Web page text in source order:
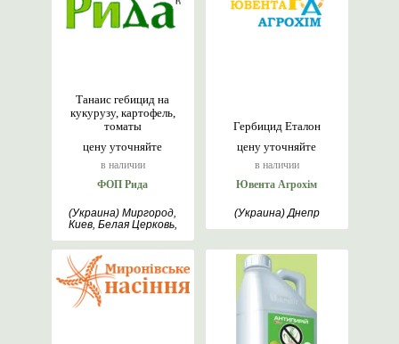
цену уточняйте
в наличии
Танаис гебицид на
кукурузу, картофель,
томаты
ФОП Рида
(Украина) Миргород,
Киев, Белая Церковь,
цену уточняйте
в наличии
Гербицид Еталон
Ювента Агрохім
(Украина) Днепр